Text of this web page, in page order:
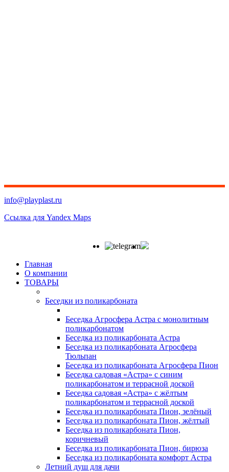
info@playplast.ru
Ссылка для Yandex Maps
Главная
О компании
ТОВАРЫ
Беседки из поликарбоната
Беседка Агросфера Астра с монолитным
поликарбонатом
Беседка из поликарбоната Астра
Беседка из поликарбоната Агросфера
Тюльпан
Беседка из поликарбоната Агросфера Пион
Беседка садовая «Астра» с синим
поликарбонатом и террасной доской
Беседка садовая «Астра» с жёлтым
поликарбонатом и террасной доской
Беседка из поликарбоната Пион, зелёный
Беседка из поликарбоната Пион, жёлтый
Беседка из поликарбоната Пион,
коричневый
Беседка из поликарбоната Пион, бирюза
Беседка из поликарбоната комфорт Астра
Летний душ для дачи